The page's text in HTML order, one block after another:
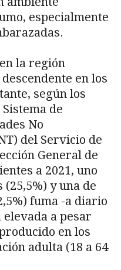
especialmente
la región
en los
según los
de
No
del Servicio de
General de
a 2021, uno
y una de
fuma -a diario
a pesar
en los
adulta (18 a 64